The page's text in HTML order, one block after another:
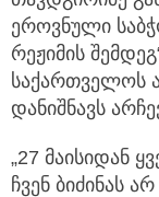
ეროვნული
რეჟიმის
საქართველოს
დანიშნავს
„27 მაისიდან
ჩვენ ბიძინას